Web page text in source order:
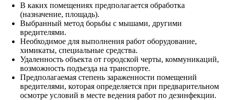
В каких помещениях предполагается обработка
(назначение, площадь).
Выбранный метод борьбы с мышами, другими
вредителями.
Необходимое для выполнения работ оборудование,
химикаты, специальные средства.
Удаленность объекта от городской черты, коммуникаций,
возможность подъезда на транспорте.
Предполагаемая степень зараженности помещений
вредителями, которая определяется при предварительном
осмотре условий в месте ведения работ по дезинфекции.